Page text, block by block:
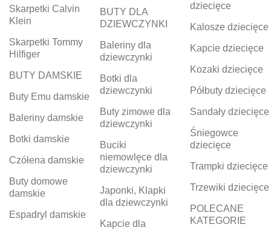
Skarpetki Calvin
Klein
Skarpetki Tommy
Hilfiger
BUTY DAMSKIE
Buty Emu damskie
Baleriny damskie
Botki damskie
Czółena damskie
Buty domowe
damskie
Espadryl damskie
BUTY DLA
DZIEWCZYNKI
Baleriny dla
dziewczynki
Botki dla
dziewczynki
Buty zimowe dla
dziewczynki
Buciki
niemowlęce dla
dziewczynki
Japonki, Klapki
dla dziewczynki
Kapcie dla
dziecięce
Kalosze dziecięce
Kapcie dziecięce
Kozaki dziecięce
Półbuty dziecięce
Sandały dziecięce
Śniegowce
dziecięce
Trampki dziecięce
Trzewiki dziecięce
POLECANE
KATEGORIE